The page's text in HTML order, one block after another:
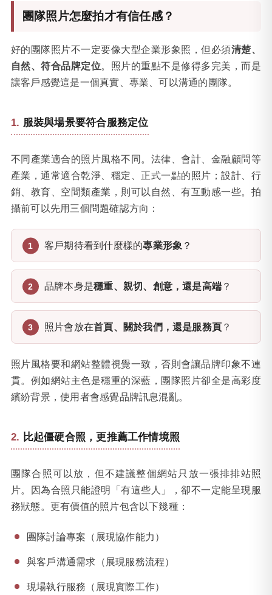
團隊照片怎麼拍才有信任感？
好的團隊照片不一定要像大型企業形象照，但必須清楚、
自然、符合品牌定位。照片的重點不是修得多完美，而是
讓客戶感覺這是一個真實、專業、可以溝通的團隊。
服裝與場景要符合服務定位
不同產業適合的照片風格不同。法律、會計、金融顧問等
產業，通常適合乾淨、穩定、正式一點的照片；設計、行
銷、教育、空間類產業，則可以自然、有互動感一些。拍
攝前可以先用三個問題確認方向：
客戶期待看到什麼樣的專業形象 ？
品牌本身是穩重、親切、創意，還是高端 ？
照片會放在首頁、關於我們，還是服務頁 ？
照片風格要和網站整體視覺一致，否則會讓品牌印象不連
貫。例如網站主色是穩重的深藍，團隊照片卻全是高彩度
繽紛背景，使用者會感覺品牌訊息混亂。
比起僵硬合照，更推薦工作情境照
團隊合照可以放，但不建議整個網站只放一張排排站照
片。因為合照只能證明「有這些人」，卻不一定能呈現服
務狀態。更有價值的照片包含以下幾種：
團隊討論專案（展現協作能力）
與客戶溝通需求（展現服務流程）
現場執行服務（展現實際工作）